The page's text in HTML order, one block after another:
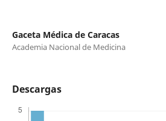
Gaceta Médica de Caracas
Academia Nacional de Medicina
Descargas